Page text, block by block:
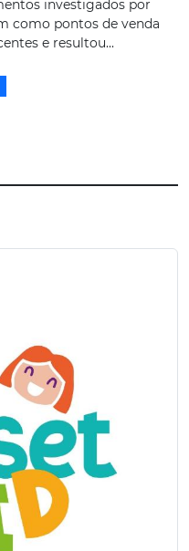
investigados por
como pontos de venda
e resultou...